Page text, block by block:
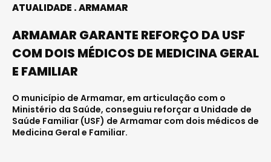
ATUALIDADE ARMAMAR
ARMAMAR GARANTE REFORÇO DA USF
COM DOIS MÉDICOS DE MEDICINA GERAL
E FAMILIAR
O município de Armamar, em articulação com o
Ministério da Saúde, conseguiu reforçar a Unidade de
Saúde Familiar (USF) de Armamar com dois médicos de
Medicina Geral e Familiar.